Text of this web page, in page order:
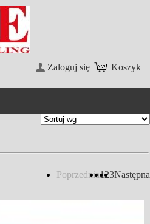
Koszyk
Zaloguj się
Poprzednia123Następna